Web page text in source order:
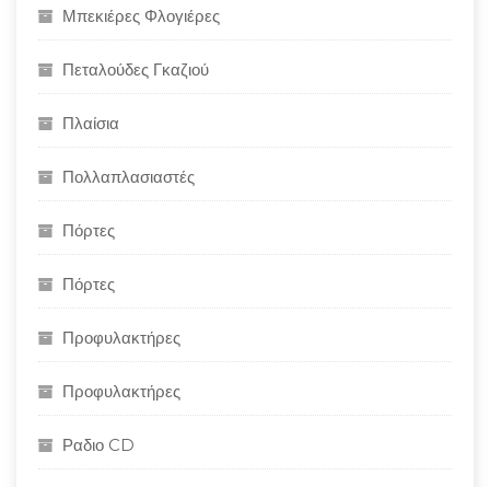
Μπεκιέρες Φλογιέρες
Πεταλούδες Γκαζιού
Πλαίσια
Πολλαπλασιαστές
Πόρτες
Πόρτες
Προφυλακτήρες
Προφυλακτήρες
Ραδιο CD